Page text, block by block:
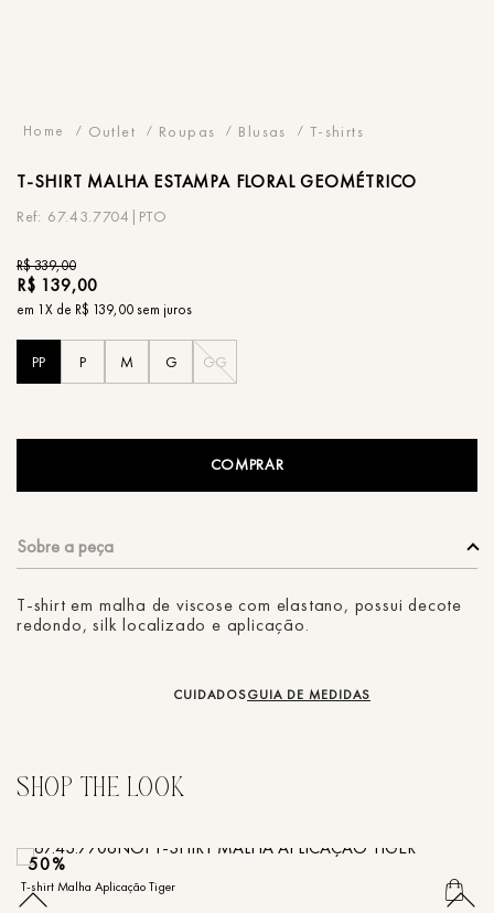
Outlet Roupas Blusas T-shirts
T-SHIRT MALHA ESTAMPA FLORAL GEOMÉTRICO
67.43.7704|PTO
R$339,00
R$ 139,00
em 1X de R$ 139,00sem juros
PP P M G GG
COMPRAR
T-shirt em malha de viscose com elastano, possui decote
redondo, silk localizado e aplicação.
CUIDADOSGUIA DE MEDIDAS
50%
T-shirt Malha Aplicação Tiger